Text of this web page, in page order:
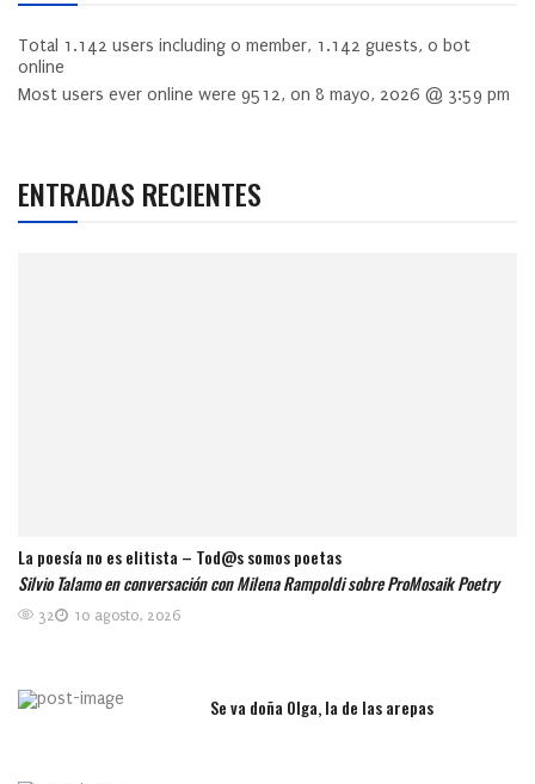
Total 1.142 users including 0 member, 1.142 guests, 0 bot
online
Most users ever online were 9512, on 8 mayo, 2026 @ 3:59 pm
ENTRADAS RECIENTES
La poesía no es elitista – Tod@s somos poetas
Silvio Talamo en conversación con Milena Rampoldi sobre ProMosaik Poetry
10 agosto, 2026
32
Se va doña Olga, la de las arepas